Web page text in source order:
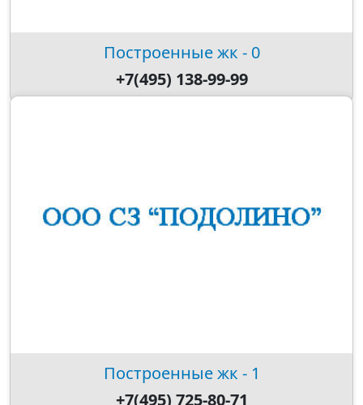
Построенные жк - 0
+7(495) 138-99-99
Построенные жк - 1
+7(495) 725-80-71